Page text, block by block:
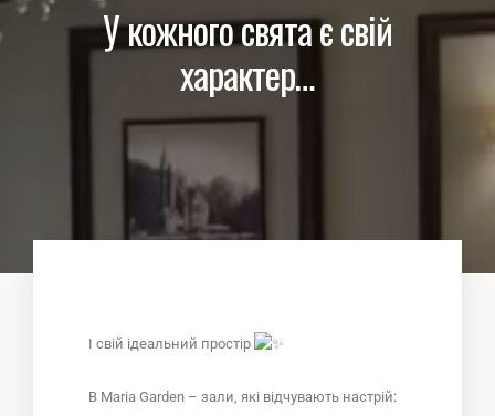
У кожного свята є свій
характер…
І свій ідеальний простір
В Maria Garden – зали, які відчувають настрій: